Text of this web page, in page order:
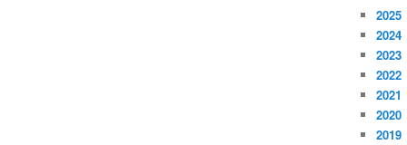
2025
2024
2023
2022
2021
2020
2019